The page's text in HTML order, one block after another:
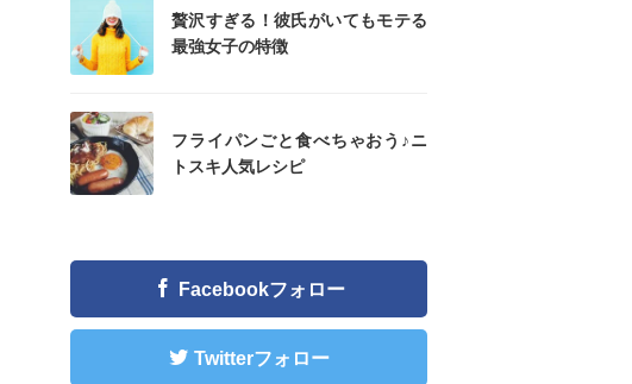
贅沢すぎる！彼氏がいてもモテる
最強女子の特徴
フライパンごと食べちゃおう♪ニ
トスキ人気レシピ
Facebookフォロー
Twitterフォロー